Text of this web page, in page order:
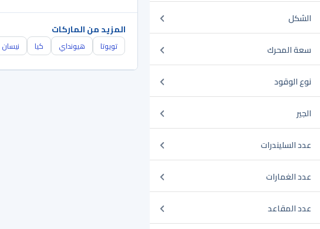
الشكل
سعة المحرك
نوع الوقود
الجير
عدد السليندرات
عدد الغمارات
عدد المقاعد
المزيد من الماركات
تويوتا هيونداي كيا نيسان